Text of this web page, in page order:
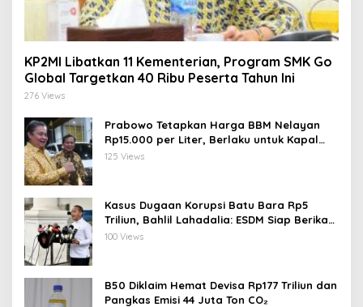
KP2MI Libatkan 11 Kementerian, Program SMK Go
Global Targetkan 40 Ribu Peserta Tahun Ini
276 Views
Prabowo Tetapkan Harga BBM Nelayan
Rp15.000 per Liter, Berlaku untuk Kapal
30-200 GT
125 Views
Kasus Dugaan Korupsi Batu Bara Rp5
Triliun, Bahlil Lahadalia: ESDM Siap Berikan
Data
100 Views
B50 Diklaim Hemat Devisa Rp177 Triliun dan
Pangkas Emisi 44 Juta Ton CO₂